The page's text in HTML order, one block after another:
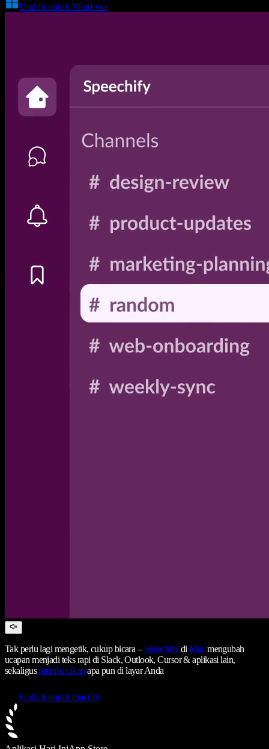
Unduh untuk Windows
Tak perlu lagi mengetik, cukup bicara – SpeechifydiMacmengubah
ucapan menjadi teks rapi di Slack, Outlook, Cursor & aplikasi lain,
sekaligusmembacakan apa pun di layar Anda
Unduh untuk macOS